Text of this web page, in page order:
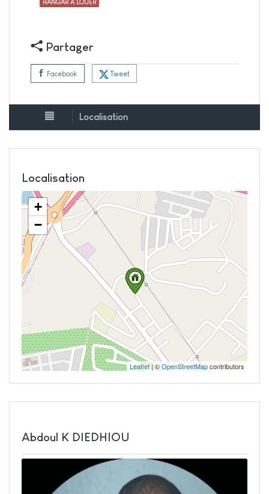
HANGAR À LOUER
Partager
Facebook Tweet
Localisation
Localisation
+
−
Leaflet| ©OpenStreetMapcontributors
Abdoul K DIEDHIOU